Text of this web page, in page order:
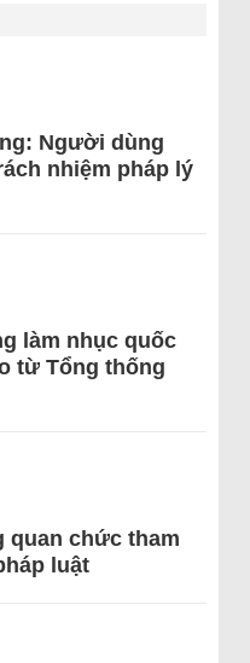
Người dùng
nhiệm pháp lý
làm nhục quốc
từ Tổng thống
quan chức tham
luật